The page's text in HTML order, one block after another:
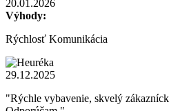
20.01.2026
Výhody:
Rýchlosť Komunikácia
29.12.2025
"Rýchle vybavenie, skvelý